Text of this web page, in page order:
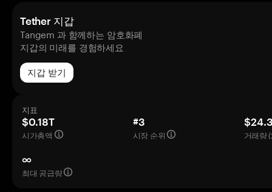
Tether 지갑
Tangem 과 함께하는 암호화폐
지갑의 미래를 경험하세요
지갑 받기
지표
$0.18T
시가총액
#3
시장 순위
거래량
∞
최대 공급량